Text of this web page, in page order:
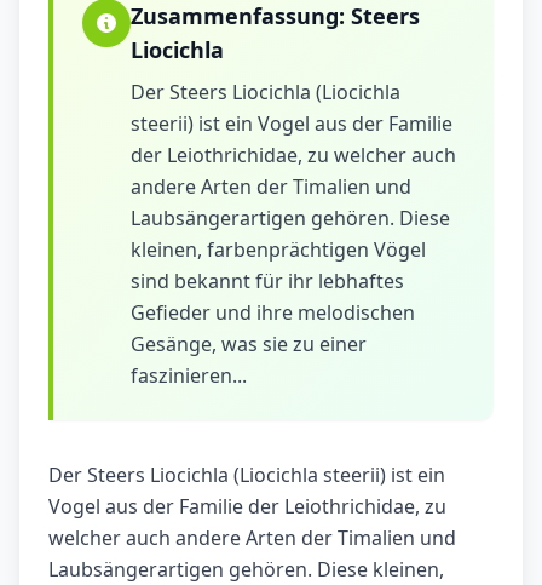
Zusammenfassung: Steers
Liocichla
Der Steers Liocichla (Liocichla
steerii) ist ein Vogel aus der Familie
der Leiothrichidae, zu welcher auch
andere Arten der Timalien und
Laubsängerartigen gehören. Diese
kleinen, farbenprächtigen Vögel
sind bekannt für ihr lebhaftes
Gefieder und ihre melodischen
Gesänge, was sie zu einer
faszinieren...
Der Steers Liocichla (Liocichla steerii) ist ein
Vogel aus der Familie der Leiothrichidae, zu
welcher auch andere Arten der Timalien und
Laubsängerartigen gehören. Diese kleinen,